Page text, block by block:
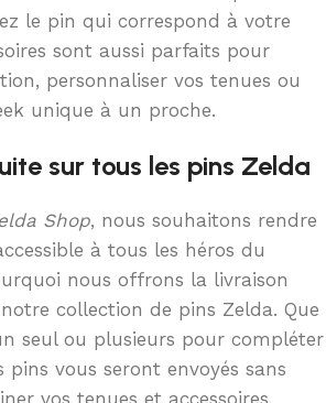
le pin qui correspond à votre
sont aussi parfaits pour
personnaliser vos tenues ou
unique à un proche.
sur tous les pins Zelda
Shop, nous souhaitons rendre
à tous les héros du
nous offrons la livraison
collection de pins Zelda. Que
seul ou plusieurs pour compléter
pins vous seront envoyés sans
vos tenues et accessoires.